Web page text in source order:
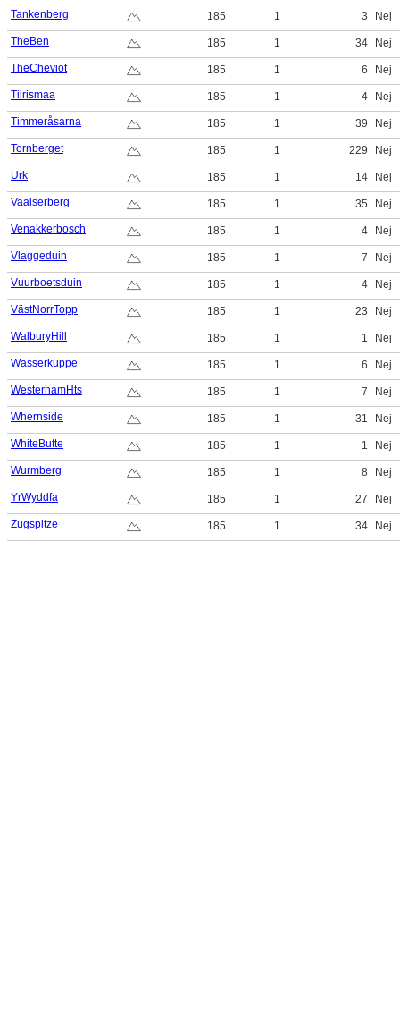
Tankenberg
185 1 3
Nej
TheBen
185 1 34
Nej
TheCheviot
185 1 6
Nej
Tiirismaa
185 1 4
Nej
Timmeråsarna
185 1 39
Nej
Tornberget
185 1 229
Nej
Urk
185 1 14
Nej
Vaalserberg
185 1 35
Nej
Venakkerbosch
185 1 4
Nej
Vlaggeduin
185 1 7
Nej
Vuurboetsduin
185 1 4
Nej
VästNorrTopp
185 1 23
Nej
WalburyHill
185 1 1
Nej
Wasserkuppe
185 1 6
Nej
WesterhamHts
185 1 7
Nej
Whernside
185 1 31
Nej
WhiteButte
185 1 1
Nej
Wurmberg
185 1 8
Nej
YrWyddfa
185 1 27
Nej
Zugspitze
185 1 34 Nej